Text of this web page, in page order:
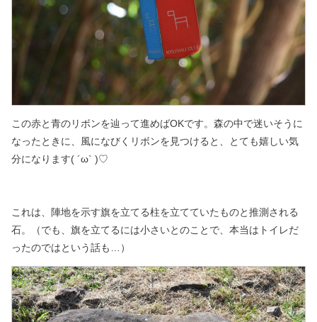
この赤と青のリボンを辿って進めばOKです。 森の中で迷いそうに
なったときに、風になびくリボンを見つけると、
とても嬉しい気
分になります( ´ω` )♡
これは、陣地を示す旗を立てる柱を立てていたものと推測される
石。
（でも、旗を立てるには小さいとのことで、本当はトイレだ
ったのではという話も…）